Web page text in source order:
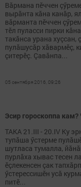
Вăрмана пӗччен
вырăнта кăна канăр,
вăрманта пӗччен
тӗл пуласси пирки
такăнса урана хуçсан,
пулăшусăр хăвармӗç,
çитерӗç. Çавăнпа...
05 сентября 2016, 09:26
Эсир гороскоппа
ТАКА 21.III - 20.IV Ку
тупăша ӳстерме
шутласа тумалла,
пурлăха хывас тесен
ӗçлекенсен çак
ӳстерессишӗн усă
питӗ...